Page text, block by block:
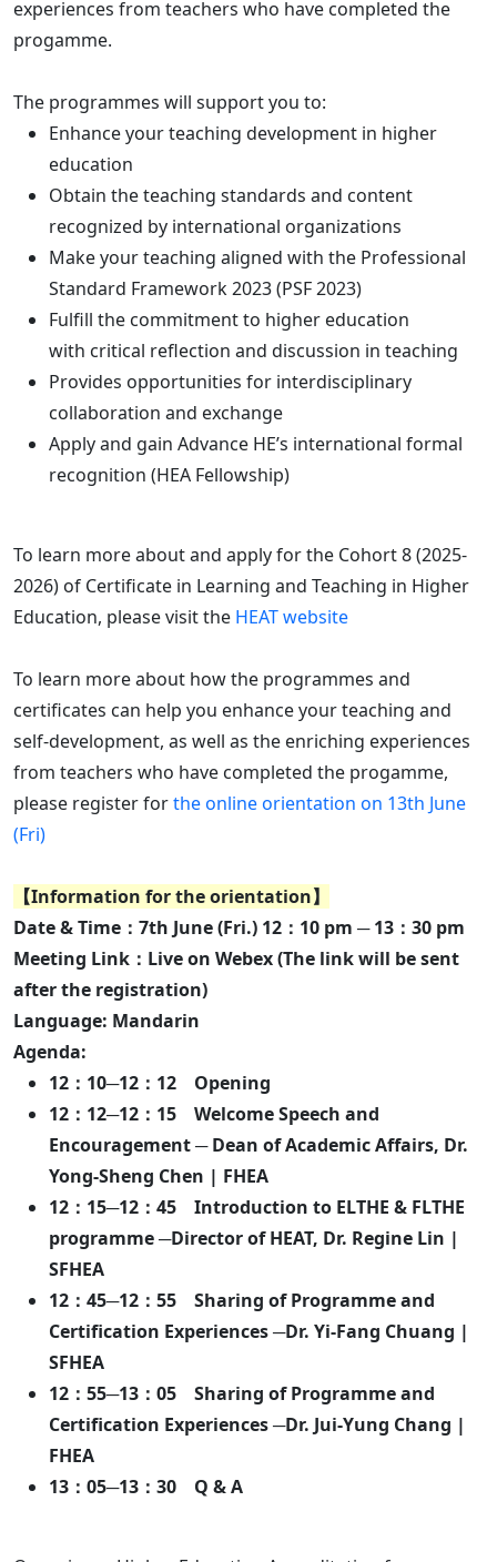
experiences from teachers who have completed the
progamme.
The programmes will support you to:
Enhance your teaching development in higher
education
Obtain the teaching standards and content
recognized by international organizations
Make your teaching aligned with the Professional
Standard Framework 2023 (PSF 2023)
Fulfill the commitment to higher education
with critical reflection and discussion in teaching
Provides opportunities for interdisciplinary
collaboration and exchange
Apply and gain Advance HE’s international formal
recognition (HEA Fellowship)
To learn more about and apply for the Cohort 8 (2025-
2026) of Certificate in Learning and Teaching in Higher
Education, please visit the HEAT website
To learn more about how the programmes and
certificates can help you enhance your teaching and
self-development, as well as the enriching experiences
from teachers who have completed the progamme,
please register forthe online orientation on 13th June
(Fri)
【Information for the orientation】
Date & Time：7th June (Fri.) 12：10 pm ─ 13：30 pm
Meeting Link：Live on Webex (The link will be sent
after the registration)
Language: Mandarin
Agenda:
12：10─12：12 Opening
12：12─12：15 Welcome Speech and
Encouragement ─ Dean of Academic Affairs, Dr.
Yong-Sheng Chen | FHEA
12：15─12：45 Introduction to ELTHE & FLTHE
programme ─Director of HEAT, Dr. Regine Lin |
SFHEA
12：45─12：55 Sharing of Programme and
Certification Experiences ─Dr. Yi-Fang Chuang |
SFHEA
12：55─13：05 Sharing of Programme and
Certification Experiences ─Dr. Jui-Yung Chang |
FHEA
13：05─13：30 Q & A